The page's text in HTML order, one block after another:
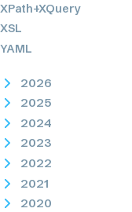
XPath+XQuery
XSL
YAML
2026
2025
2024
2023
2022
2021
2020